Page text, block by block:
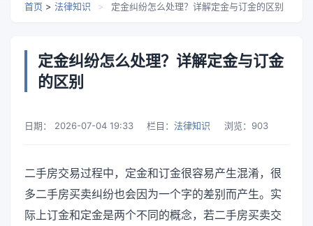
首页 > 法律知识 > 定金纠纷怎么处理？详解定金与订金的区别
定金纠纷怎么处理？详解定金与订金
的区别
日期： 2026-07-04 19:33 栏目： 法律知识 浏览： 903
二手房交易过程中，定金和订金很容易产生混淆，很
多二手房买卖纠纷也会因为一个字的差别而产生。实
际上订金和定金是两个不同的概念，若二手房买卖交